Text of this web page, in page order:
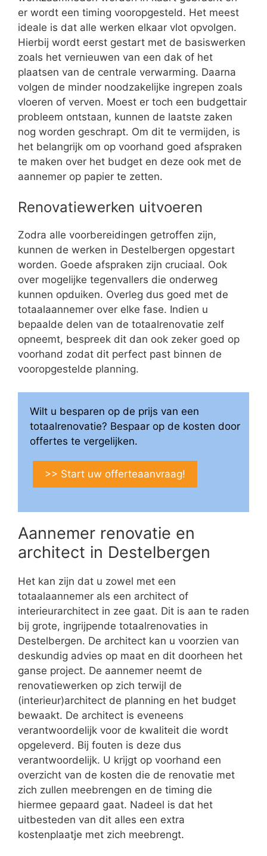
er wordt een timing vooropgesteld. Het meest
ideale is dat alle werken elkaar vlot opvolgen.
Hierbij wordt eerst gestart met de basiswerken
zoals het vernieuwen van een dak of het
plaatsen van de centrale verwarming. Daarna
volgen de minder noodzakelijke ingrepen zoals
vloeren of verven. Moest er toch een budgettair
probleem ontstaan, kunnen de laatste zaken
nog worden geschrapt. Om dit te vermijden, is
het belangrijk om op voorhand goed afspraken
te maken over het budget en deze ook met de
aannemer op papier te zetten.
Renovatiewerken uitvoeren
Zodra alle voorbereidingen getroffen zijn,
kunnen de werken in Destelbergen opgestart
worden. Goede afspraken zijn cruciaal. Ook
over mogelijke tegenvallers die onderweg
kunnen opduiken. Overleg dus goed met de
totaalaannemer over elke fase. Indien u
bepaalde delen van de totaalrenovatie zelf
opneemt, bespreek dit dan ook zeker goed op
voorhand zodat dit perfect past binnen de
vooropgestelde planning.
Wilt u besparen op de prijs van een
totaalrenovatie? Bespaar op de kosten door
offertes te vergelijken.
>> Start uw offerteaanvraag!
Aannemer renovatie en
architect in Destelbergen
Het kan zijn dat u zowel met een
totaalaannemer als een architect of
interieurarchitect in zee gaat. Dit is aan te raden
bij grote, ingrijpende totaalrenovaties in
Destelbergen. De architect kan u voorzien van
deskundig advies op maat en dit doorheen het
ganse project. De aannemer neemt de
renovatiewerken op zich terwijl de
(interieur)architect de planning en het budget
bewaakt. De architect is eveneens
verantwoordelijk voor de kwaliteit die wordt
opgeleverd. Bij fouten is deze dus
verantwoordelijk. U krijgt op voorhand een
overzicht van de kosten die de renovatie met
zich zullen meebrengen en de timing die
hiermee gepaard gaat. Nadeel is dat het
uitbesteden van dit alles een extra
kostenplaatje met zich meebrengt.